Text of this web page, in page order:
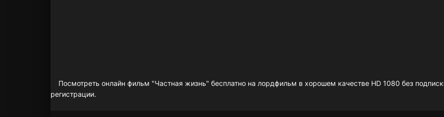
Посмотреть онлайн фильм "Частная жизнь" бесплатно на лордфильм в хорошем качестве HD 1080 без
регистрации.